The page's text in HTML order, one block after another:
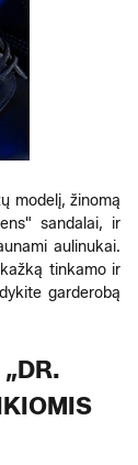
modelį, žinomą
sandalai, ir
aulinukai.
tinkamo ir
garderobą